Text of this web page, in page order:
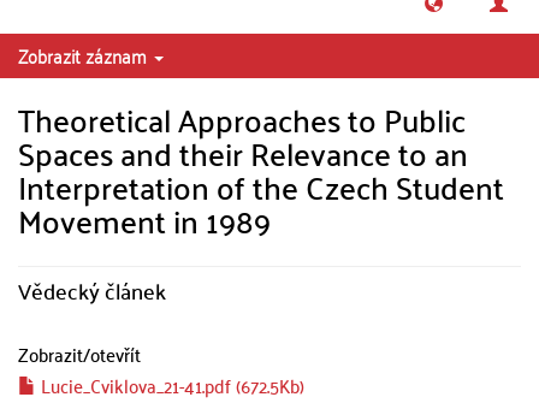
Zobrazit záznam
Theoretical Approaches to Public
Spaces and their Relevance to an
Interpretation of the Czech Student
Movement in 1989
Vědecký článek
Zobrazit/otevřít
Lucie_Cviklova_21-41.pdf (672.5Kb)